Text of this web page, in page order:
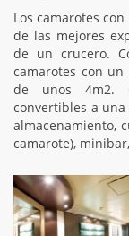
Los camarotes
de las mejores
de un crucero.
camarotes con
de unos 4m2.
convertibles a una
almacenamiento,
camarote),